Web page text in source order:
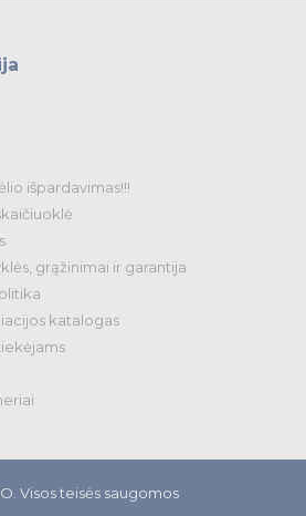
išpardavimas!!!
grąžinimai ir garantija
katalogas
Visos teisės saugomos